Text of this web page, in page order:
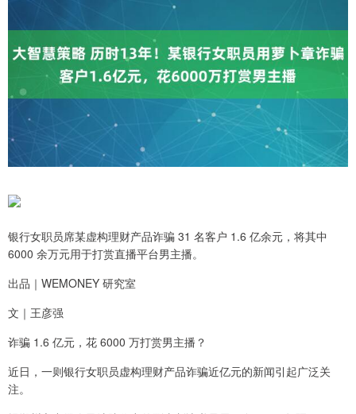
银行女职员席某虚构理财产品诈骗 31 名客户 1.6 亿余元，将其中
6000 余万元用于打赏直播平台男主播。
出品｜WEMONEY 研究室
文｜王彦强
诈骗 1.6 亿元，花 6000 万打赏男主播？
近日，一则银行女职员虚构理财产品诈骗近亿元的新闻引起广泛关
注。